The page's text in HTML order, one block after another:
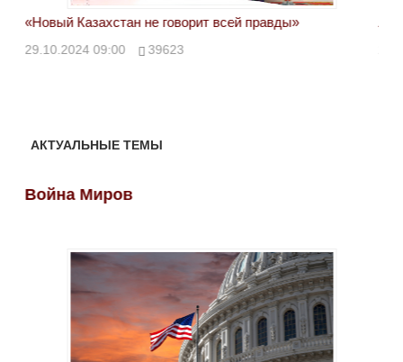
«Новый Казахстан не говорит всей правды»
29.10.2024 09:00 39623
АКТУАЛЬНЫЕ ТЕМЫ
Война Миров